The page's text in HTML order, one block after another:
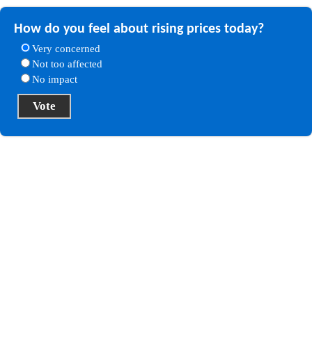
How do you feel about rising prices today?
Very concerned
Not too affected
No impact